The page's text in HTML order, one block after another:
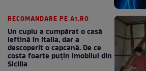
RECOMANDARE PE A1.RO
Un cuplu a cumpărat o casă
ieftină în Italia, dar a
descoperit o capcană. De ce
costa foarte puțin imobilul din
Sicilia